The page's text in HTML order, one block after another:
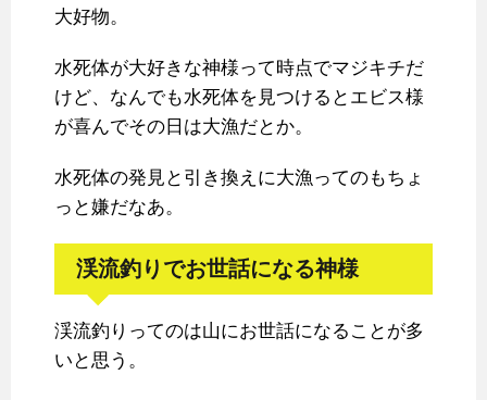
大好物。
水死体が大好きな神様って時点でマジキチだ
けど、なんでも水死体を見つけるとエビス様
が喜んでその日は大漁だとか。
水死体の発見と引き換えに大漁ってのもちょ
っと嫌だなあ。
渓流釣りでお世話になる神様
渓流釣りってのは山にお世話になることが多
いと思う。